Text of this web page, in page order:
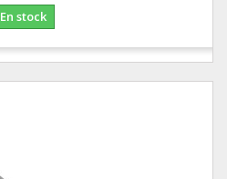
En stock